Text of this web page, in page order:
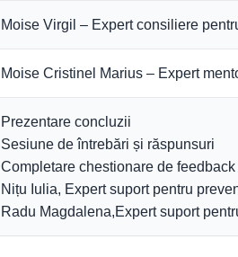
Moise Virgil – Expert consiliere
Moise Cristinel Marius – Expert
Prezentare concluzii
Sesiune de întrebări și răspunsuri
Completare chestionare de feedback
Nițu Iulia, Expert suport pentru
Radu Magdalena,Expert suport